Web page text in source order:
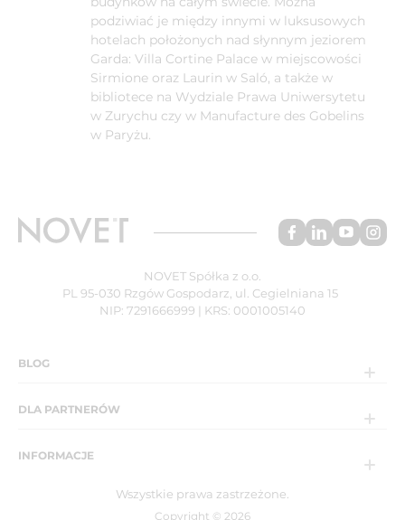
podziwiać je między innymi w luksusowych
hotelach położonych nad słynnym jeziorem
Garda: Villa Cortine Palace w miejscowości
Sirmione oraz Laurin w Saló, a także w
bibliotece na Wydziale Prawa Uniwersytetu
w Zurychu czy w Manufacture des Gobelins
w Paryżu.
NOVET Spółka z o.o.
PL 95-030 Rzgów Gospodarz, ul. Cegielniana 15
NIP: 7291666999 | KRS: 0001005140
BLOG
DLA PARTNERÓW
INFORMACJE
Wszystkie prawa zastrzeżone.
Copyright © 2026